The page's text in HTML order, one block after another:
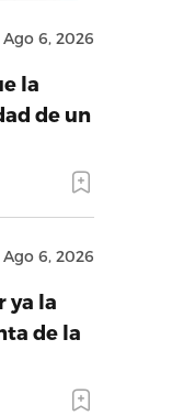
Ago 6, 2026
la
de un
Ago 6, 2026
ya la
de la